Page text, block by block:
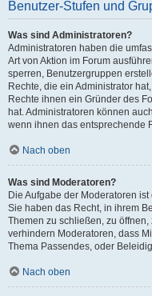
Benutzer-Stufen und
Was sind Administratoren?
Administratoren haben die
Art von Aktion im Forum
sperren, Benutzergruppen
Rechte, die ein Administrator
Rechte ihnen ein Gründer des
hat. Administratoren können
wenn ihnen das entsprechende
Nach oben
Was sind Moderatoren?
Die Aufgabe der Moderatoren
Sie haben das Recht, in ihrem
Themen zu schließen, zu
verhindern Moderatoren, dass
Thema Passendes, oder
Nach oben